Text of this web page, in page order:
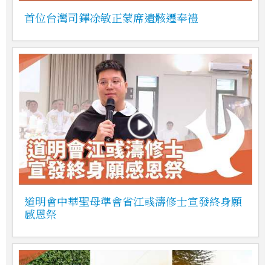
首位台灣司鐸凃敏正蒙席遺骸遷奉禮
道明會中華聖母準會省江彧濤修士宣發終身願
感恩祭